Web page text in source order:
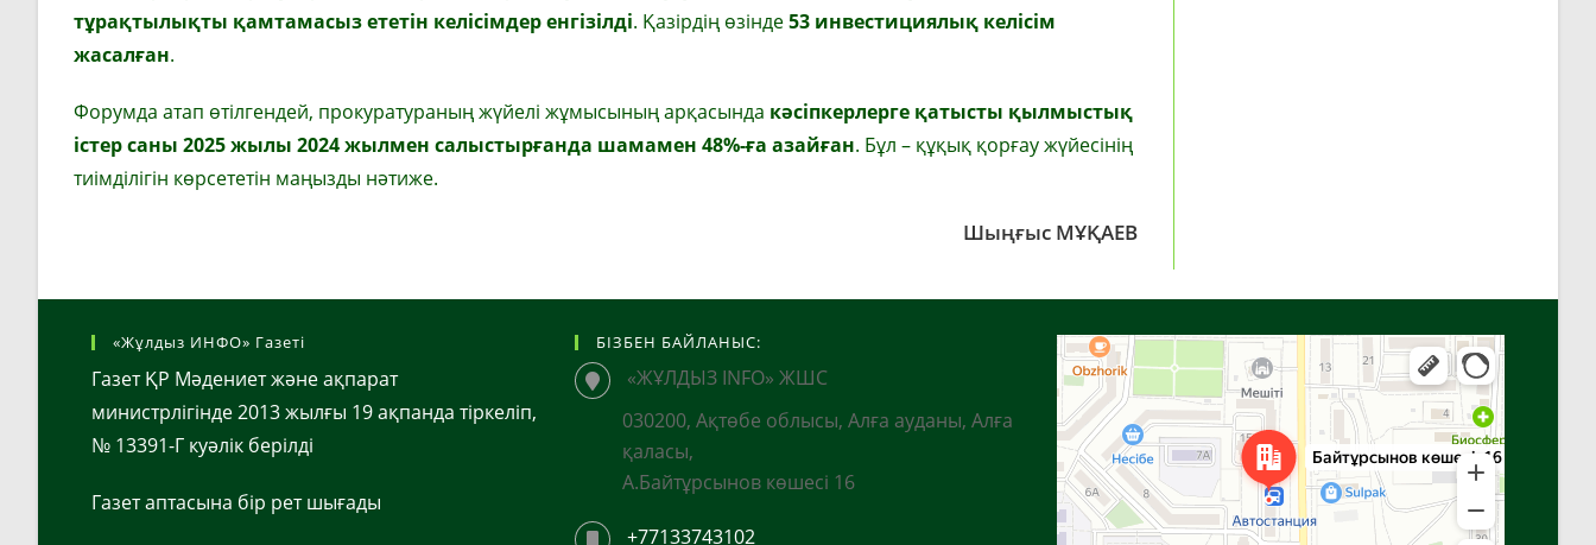
тұрақтылықты қамтамасыз ететін келісімдер енгізілді. Қазірдің өзінде53 инвестициялық келісім
жасалған.
Форумда атап өтілгендей, прокуратураның жүйелі жұмысының арқасында кәсіпкерлерге қатысты қылмыстық
істер саны 2025 жылы 2024 жылмен салыстырғанда шамамен 48%-ға азайған. Бұл – құқық қорғау жүйесінің
тиімділігін көрсететін маңызды нәтиже.
Шыңғыс МҰҚАЕВ
«Жұлдыз ИНФО» Газеті
Газет ҚР Мәдениет және ақпарат
министрлігінде 2013 жылғы 19 ақпанда тіркеліп,
№ 13391-Г куәлік берілді
Газет аптасына бір рет шығады
БІЗБЕН БАЙЛАНЫС:
«ЖҰЛДЫЗ INFO» ЖШС
030200, Ақтөбе облысы, Алға ауданы, Алға
қаласы,
А.Байтұрсынов көшесі 16
+77133743102
Алға
Яндекс Карталар — көлік, навигация, орындарды іздеу